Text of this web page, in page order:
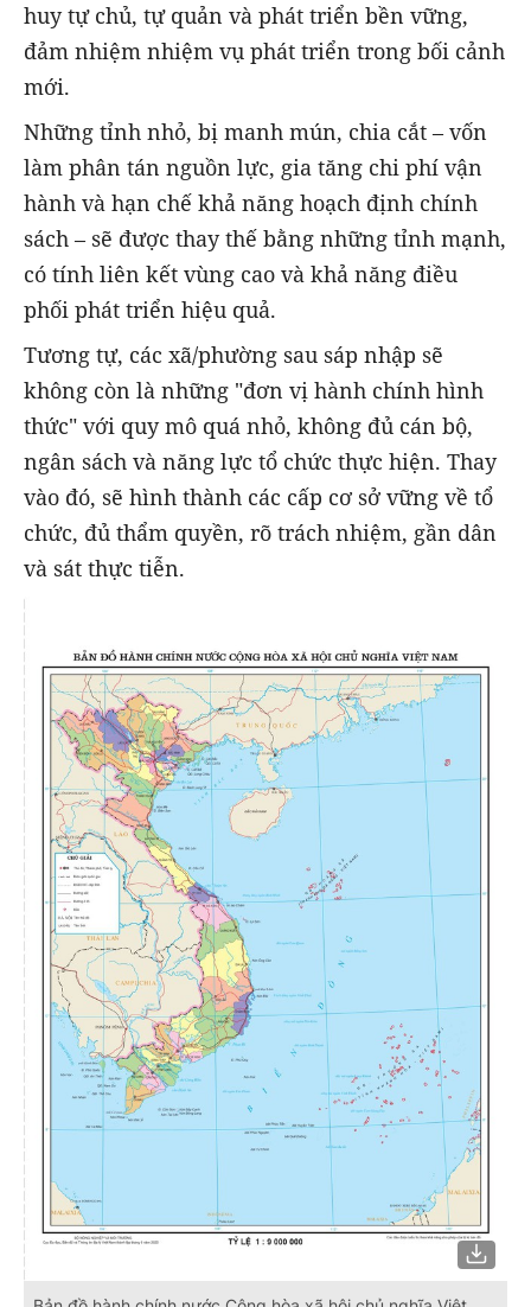
huy tự chủ, tự quản và phát triển bền vững,
đảm nhiệm nhiệm vụ phát triển trong bối cảnh
mới.
Những tỉnh nhỏ, bị manh mún, chia cắt – vốn
làm phân tán nguồn lực, gia tăng chi phí vận
hành và hạn chế khả năng hoạch định chính
sách – sẽ được thay thế bằng những tỉnh mạnh,
có tính liên kết vùng cao và khả năng điều
phối phát triển hiệu quả.
Tương tự, các xã/phường sau sáp nhập sẽ
không còn là những "đơn vị hành chính hình
thức" với quy mô quá nhỏ, không đủ cán bộ,
ngân sách và năng lực tổ chức thực hiện. Thay
vào đó, sẽ hình thành các cấp cơ sở vững về tổ
chức, đủ thẩm quyền, rõ trách nhiệm, gần dân
và sát thực tiễn.